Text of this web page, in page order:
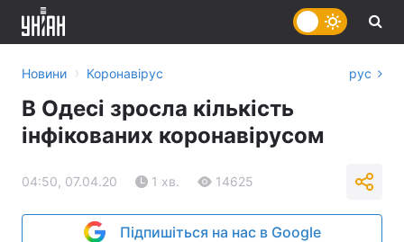
Новини › Коронавірус рус
В Одесі зросла кількість
інфікованих коронавірусом
04:50, 07.04.20 1 хв. 14625
Підпишіться на нас в Google